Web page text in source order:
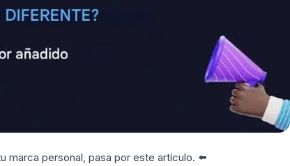
marca personal, pasa por este artículo. ⬅️